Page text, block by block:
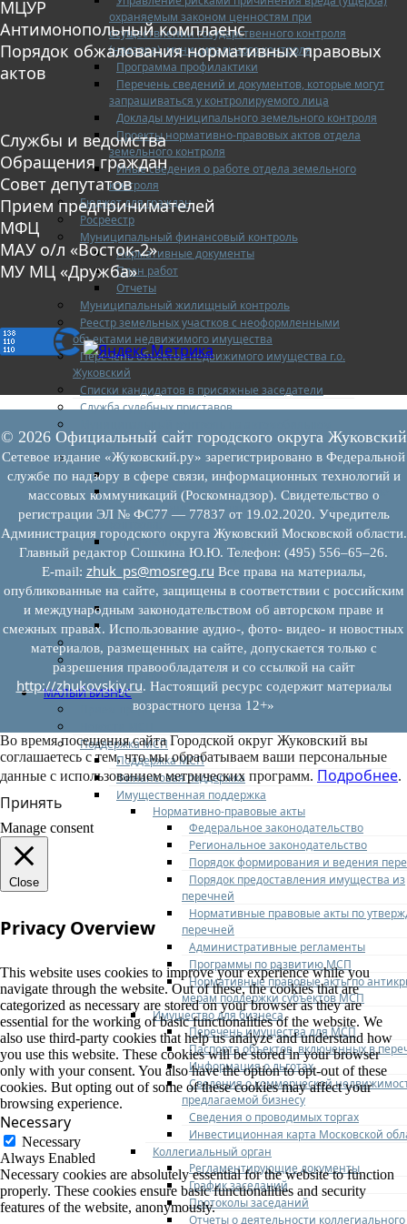
охраняемым законом ценностям при
осуществлении государственного контроля
(надзора), муниципального контроля
Программа профилактики
Перечень сведений и документов, которые могут
запрашиваться у контролируемого лица
Доклады муниципального земельного контроля
Проекты нормативно-правовых актов отдела
земельного контроля
Иные сведения о работе отдела земельного
контроля
Бюджет для граждан
Росреестр
Муниципальный финансовый контроль
Нормативные документы
План работ
Отчеты
Муниципальный жилищный контроль
Реестр земельных участков с неоформленными
объектами недвижимого имущества
Перечень объектов недвижимого имущества г.о.
Жуковский
Списки кандидатов в присяжные заседатели
Служба судебных приставов
транспорте
Муниципальный лесной контроль
Орган муниципального лесного контроля
Нормативно-правовые акты (НПА), регулирующие
осуществление муниципального лесного
Управление рисками причинения вреда (ущерба)
охраняемым законом ценностям при
осуществлении государственного контроля
(надзора), муниципального контроля
Программа профилактики
Доклады муниципального лесного контроля
Муниципальный контроль за ЕТО
Муниципальный контроль в сфере
благоустройства
МАЛЫЙ БИЗНЕС
Прием предпринимателей
Поддержка МСП
Поддержка МСП
Финансовая поддержка
Имущественная поддержка
Нормативно-правовые акты
Федеральное законодательство
Региональное законодательство
Порядок формирования и ведения
Порядок предоставления имущества из
перечней
Нормативные правовые акты по
перечней
Административные регламенты
Программы по развитию МСП
Нормативные правовые акты по
мерам поддержки субъектов МСП
Имущество для бизнеса
Перечень имущества для МСП
Паспорта объектов, включенных в
Информация о льготах
Сведения о коммерческой
предлагаемой бизнесу
Сведения о проводимых торгах
Инвестиционная карта Московской
Коллегиальный орган
Регламентирующие документы
График заседаний
Протоколы заседаний
Отчеты о деятельности
МЦУР
Антимонопольный комплаенс
Порядок обжалования нормативных правовых
актов
Службы и ведомства
Обращения граждан
Совет депутатов
Прием предпринимателей
МФЦ
МАУ о/л «Восток-2»
МУ МЦ «Дружба»
© 2026 Официальный сайт городского округа Жуковский
Сетевое издание «Жуковский.ру» зарегистрировано в Федеральной
службе по надзору в сфере связи, информационных технологий и
массовых коммуникаций (Роскомнадзор). Свидетельство о
регистрации ЭЛ № ФС77 — 77837 от 19.02.2020. Учредитель
Администрация городского округа Жуковский Московской области.
Главный редактор Сошкина Ю.Ю. Телефон: (495) 556–65–26.
E‑mail: zhuk_ps@mosreg.ru Все права на материалы,
опубликованные на сайте, защищены в соответствии с российским
и международным законодательством об авторском праве и
смежных правах. Использование аудио-, фото- видео- и новостных
материалов, размещенных на сайте, допускается только с
разрешения правообладателя и со ссылкой на сайт
http://zhukovskiy.ru. Настоящий ресурс содержит материалы
возрастного ценза 12+»
Во время посещения сайта Городской округ Жуковский вы
соглашаетесь с тем, что мы обрабатываем ваши персональные
данные с использованием метрических программ. Подробнее.
Принять
Manage consent
Close
Privacy Overview
This website uses cookies to improve your experience while you
navigate through the website. Out of these, the cookies that are
categorized as necessary are stored on your browser as they are
essential for the working of basic functionalities of the website. We
also use third-party cookies that help us analyze and understand how
you use this website. These cookies will be stored in your browser
only with your consent. You also have the option to opt-out of these
cookies. But opting out of some of these cookies may affect your
browsing experience.
Necessary
Necessary
Always Enabled
Necessary cookies are absolutely essential for the website to function
properly. These cookies ensure basic functionalities and security
features of the website, anonymously.